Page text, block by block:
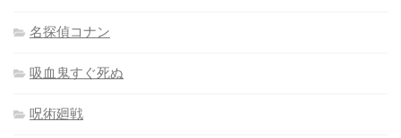
名探偵コナン
吸血鬼すぐ死ぬ
呪術廻戦